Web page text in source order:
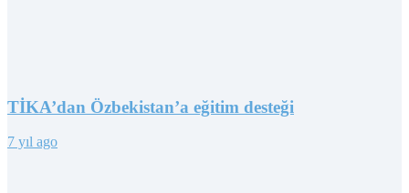
TİKA’dan Özbekistan’a eğitim desteği
7 yıl ago